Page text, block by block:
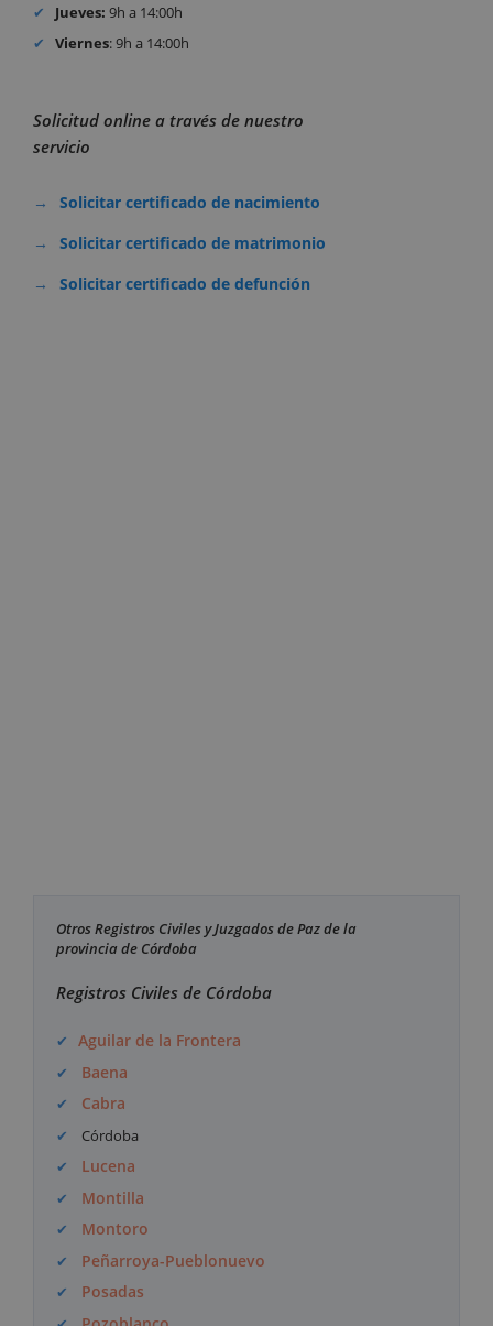
Jueves: 9h a 14:00h
Viernes: 9h a 14:00h
Solicitud online a través de nuestro
servicio
Solicitar certificado de nacimiento
Solicitar certificado de matrimonio
Solicitar certificado de defunción
Otros Registros Civiles y Juzgados de Paz de la
provincia de Córdoba
Registros Civiles de Córdoba
Aguilar de la Frontera
Baena
Cabra
Córdoba
Lucena
Montilla
Montoro
Peñarroya-Pueblonuevo
Posadas